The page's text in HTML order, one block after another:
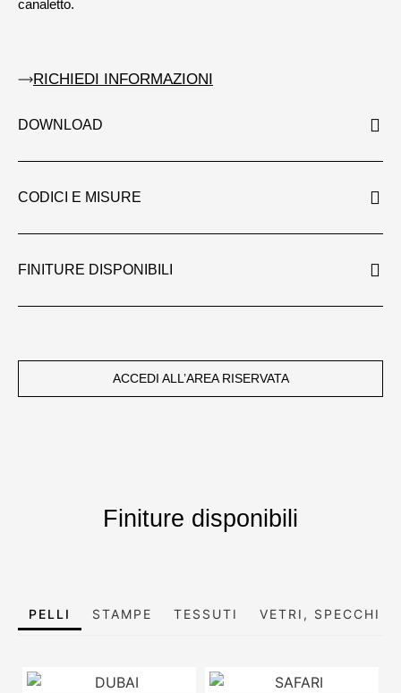
canaletto.
RICHIEDI INFORMAZIONI
DOWNLOAD
CODICI E MISURE
FINITURE DISPONIBILI
ACCEDI ALL’AREA RISERVATA
Finiture disponibili
PELLI STAMPE TESSUTI VETRI, SPECCHI E